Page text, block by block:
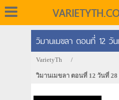
วิมานเมขลา ตอนที่ 12 วั
VarietyTh /
วิมานเมขลา ตอนที่ 12 วันที่ 28